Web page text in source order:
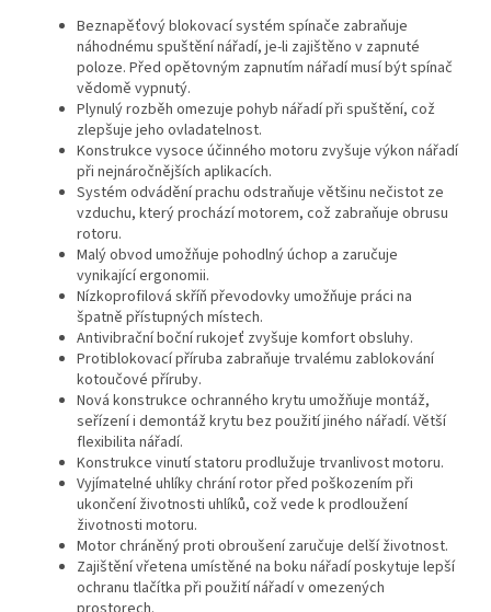
Beznapěťový blokovací systém spínače zabraňuje
náhodnému spuštění nářadí, je-li zajištěno v zapnuté
poloze. Před opětovným zapnutím nářadí musí být spínač
vědomě vypnutý.
Plynulý rozběh omezuje pohyb nářadí při spuštění, což
zlepšuje jeho ovladatelnost.
Konstrukce vysoce účinného motoru zvyšuje výkon nářadí
při nejnáročnějších aplikacích.
Systém odvádění prachu odstraňuje většinu nečistot ze
vzduchu, který prochází motorem, což zabraňuje obrusu
rotoru.
Malý obvod umožňuje pohodlný úchop a zaručuje
vynikající ergonomii.
Nízkoprofilová skříň převodovky umožňuje práci na
špatně přístupných místech.
Antivibrační boční rukojeť zvyšuje komfort obsluhy.
Protiblokovací příruba zabraňuje trvalému zablokování
kotoučové příruby.
Nová konstrukce ochranného krytu umožňuje montáž,
seřízení i demontáž krytu bez použití jiného nářadí. Větší
flexibilita nářadí.
Konstrukce vinutí statoru prodlužuje trvanlivost motoru.
Vyjímatelné uhlíky chrání rotor před poškozením při
ukončení životnosti uhlíků, což vede k prodloužení
životnosti motoru.
Motor chráněný proti obroušení zaručuje delší životnost.
Zajištění vřetena umístěné na boku nářadí poskytuje lepší
ochranu tlačítka při použití nářadí v omezených